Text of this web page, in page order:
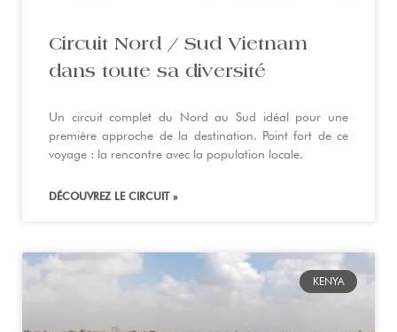
Circuit Nord / Sud Vietnam
dans toute sa diversité
Un circuit complet du Nord au Sud idéal pour une
première approche de la destination. Point fort de ce
voyage : la rencontre avec la population locale.
DÉCOUVREZ LE CIRCUIT »
KENYA